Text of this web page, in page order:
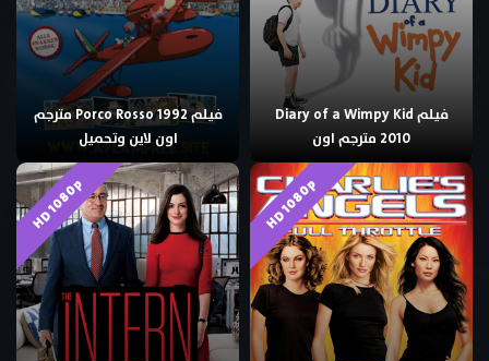
فيلم Diary of a Wimpy Kid
2010 مترجم اون
فيلم Porco Rosso 1992 مترجم
اون لاين وتحميل
HD 1080p
HD 1080p